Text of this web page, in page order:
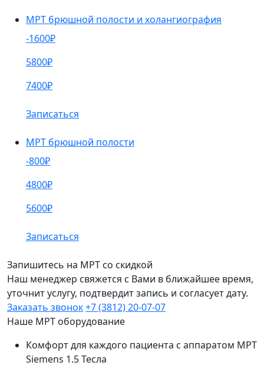
МРТ брюшной полости и холангиография
-1600₽
5800₽
7400₽
Записаться
МРТ брюшной полости
-800₽
4800₽
5600₽
Записаться
Запишитесь на МРТ со скидкой
Наш менеджер свяжется с Вами в ближайшее время,
уточнит услугу, подтвердит запись и согласует дату.
Заказать звонок+7 (3812) 20-07-07
Наше МРТ оборудование
Комфорт для каждого пациента с аппаратом МРТ
Siemens 1.5 Тесла